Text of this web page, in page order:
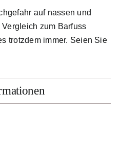
auf nassen und
zum Barfuss
trotzdem immer. Seien Sie